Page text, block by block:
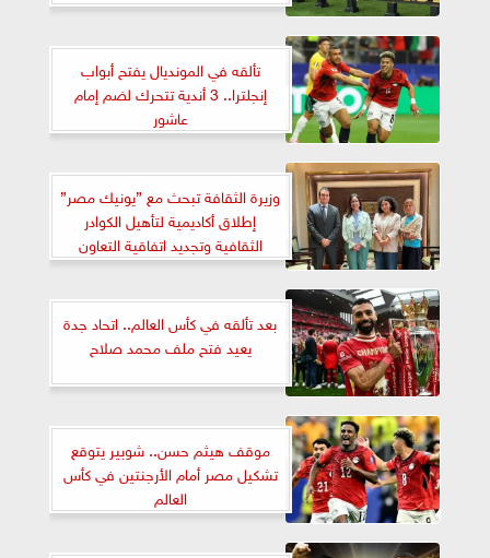
تألقه في المونديال يفتح أبواب
إنجلترا.. 3 أندية تتحرك لضم إمام
عاشور
وزيرة الثقافة تبحث مع ”يونيك مصر”
إطلاق أكاديمية لتأهيل الكوادر
الثقافية وتجديد اتفاقية التعاون
بعد تألقه في كأس العالم.. اتحاد جدة
يعيد فتح ملف محمد صلاح
موقف هيثم حسن.. شوبير يتوقع
تشكيل مصر أمام الأرجنتين في كأس
العالم